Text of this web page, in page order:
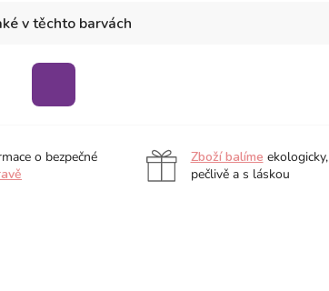
v těchto barvách
zelená
Pen
Pen
68,
Pen
68,
o bezpečné
Zboží balíme ekologicky,
pečlivě a s láskou